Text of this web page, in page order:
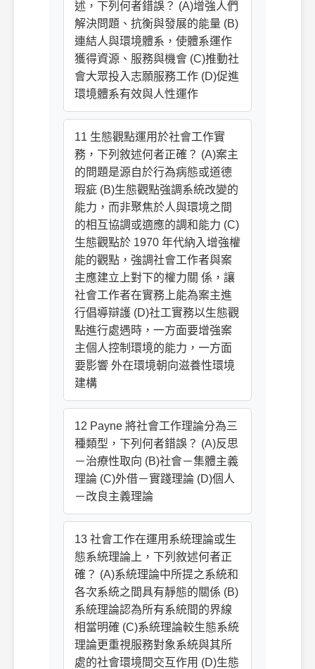
述，下列何者錯誤？ (A)增強人們
解決問題、抗衡與發展的能量 (B)
連結人與環境體系，使體系運作
獲得資源、服務與機會 (C)推動社
會大眾投入志願服務工作 (D)促進
環境體系有效與人性運作
11 生態觀點運用於社會工作實
務，下列敘述何者正確？ (A)案主
的問題是源自於行為病態或道德
瑕疵 (B)生態觀點強調系統改變的
能力，而非聚焦於人與環境之間
的相互協調或適應的調和能力 (C)
生態觀點於 1970 年代納入增強權
能的觀點，強調社會工作者與案
主應建立上對下的權力關 係，讓
社會工作者在實務上能為案主進
行倡導辯護 (D)社工實務以生態觀
點進行處遇時，一方面要增強案
主個人控制環境的能力，一方面
要影響 外在環境朝向滋養性環境
建構
12 Payne 將社會工作理論分為三
種類型，下列何者錯誤？ (A)反思
－治療性取向 (B)社會－集體主義
理論 (C)外借－實踐理論 (D)個人
－改良主義理論
13 社會工作在運用系統理論或生
態系統理論上，下列敘述何者正
確？ (A)系統理論中所提之系統和
各次系統之間具有靜態的關係 (B)
系統理論認為所有系統間的界線
相當明確 (C)系統理論較生態系統
理論更重視服務對象系統與其所
處的社會環境間交互作用 (D)生態